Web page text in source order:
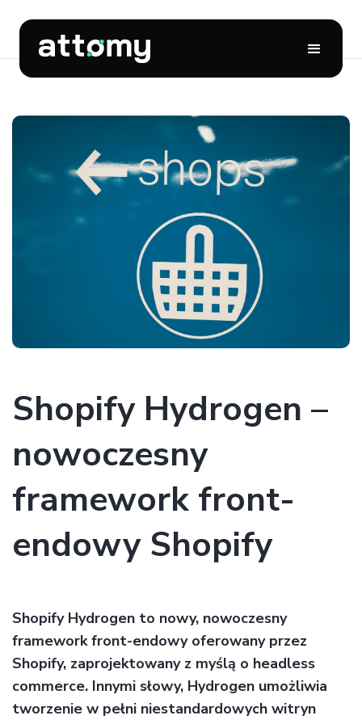
Shopify Hydrogen –
nowoczesny
framework front-
endowy Shopify
Shopify Hydrogen to nowy, nowoczesny
framework front-endowy oferowany przez
Shopify, zaprojektowany z myślą o headless
commerce. Innymi słowy, Hydrogen umożliwia
tworzenie w pełni niestandardowych witryn